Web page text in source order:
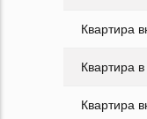
Квартира
Квартира
Квартира